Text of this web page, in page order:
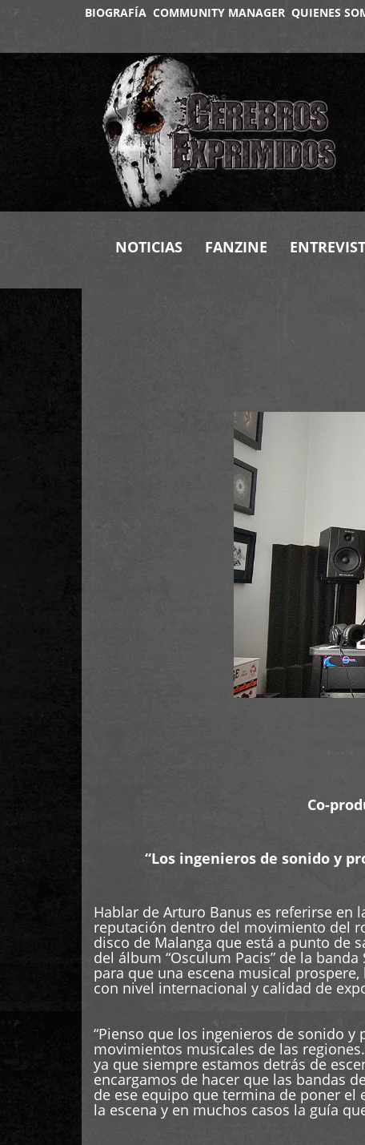
BIOGRAFÍA COMMUNITY MANAGER QUIENES
NOTICIAS FANZINE
Co-
“Los ingenieros de sonido y
Hablar de Arturo Banus es referirse en
reputación dentro del movimiento del
disco de Malanga que está a punto de
del álbum “Osculum Pacis” de la
para que una escena musical
con nivel internacional y calidad de
“Pienso que los ingenieros de sonido
movimientos musicales de las
ya que siempre estamos detrás de
encargamos de hacer que las bandas
de ese equipo que termina de poner
la escena y en muchos casos la guía